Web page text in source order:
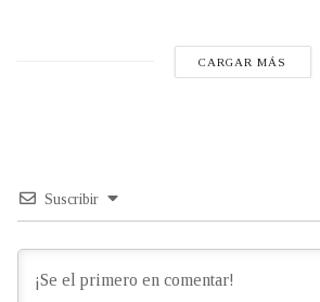
CARGAR MÁS
Suscribir